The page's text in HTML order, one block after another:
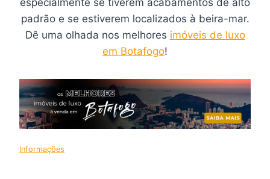
especialmente se tiverem acabamentos de alto
padrão e se estiverem localizados à beira-mar.
Dê uma olhada nos melhores imóveis de luxo
em Botafogo!
Informações